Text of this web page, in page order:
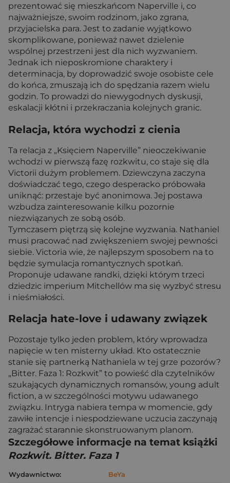
prezentować się mieszkańcom Naperville i, co
najważniejsze, swoim rodzinom, jako zgrana,
przyjacielska para. Jest to zadanie wyjątkowo
skomplikowane, ponieważ nawet dzielenie
wspólnej przestrzeni jest dla nich wyzwaniem.
Jednak ich nieposkromione charaktery i
determinacja, by doprowadzić swoje osobiste cele
do końca, zmuszają ich do spędzania razem wielu
godzin. To prowadzi do niewygodnych dyskusji,
eskalacji kłótni i przekraczania kolejnych granic.
Relacja, która wychodzi z cienia
Ta relacja z „Księciem Naperville” nieoczekiwanie
wchodzi w pierwszą fazę rozkwitu, co staje się dla
Victorii dużym problemem. Dziewczyna zaczyna
doświadczać tego, czego desperacko próbowała
uniknąć: przestaje być anonimowa. Jej postawa
wzbudza zainteresowanie kilku pozornie
niezwiązanych ze sobą osób.
Tymczasem piętrzą się kolejne wyzwania. Nathaniel
musi pracować nad zwiększeniem swojej pewności
siebie. Victoria wie, że najlepszym sposobem na to
będzie symulacja romantycznych spotkań.
Proponuje udawane randki, dzięki którym trzeci
dziedzic imperium Mitchellów ma się wyzbyć stresu
i nieśmiałości.
Relacja hate-love i udawany związek
Pozostaje tylko jeden problem, który wprowadza
napięcie w ten misterny układ. Kto ostatecznie
stanie się partnerką Nathaniela w tej grze pozorów?
„Bitter. Faza 1: Rozkwit” to powieść dla czytelników
szukających dynamicznych romansów, young adult
fiction, a w szczególności motywu udawanego
związku. Intryga nabiera tempa w momencie, gdy
zawiłe intencje i niespodziewane uczucia zaczynają
zagrażać starannie skonstruowanym planom.
Szczegółowe informacje na temat książki
Rozkwit. Bitter. Faza 1
Wydawnictwo:
BeYa